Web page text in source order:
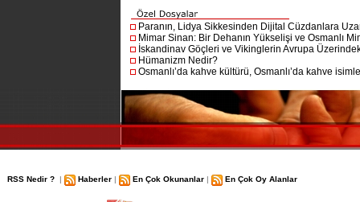
Paranın, Lidya Sikkesinden Dijital Cüzdanlara
Mimar Sinan: Bir Dehanın Yükselişi ve Osmanlı
İskandinav Göçleri ve Vikinglerin Avrupa
Hümanizm Nedir?
Osmanlı’da kahve kültürü, Osmanlı’da kahve
RSS Nedir ? | Haberler | En Çok Okunanlar | En Çok Oy Alanlar